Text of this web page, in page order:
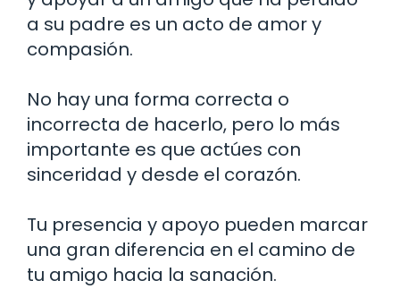
a su padre es un acto de amor y
compasión.
No hay una forma correcta o
incorrecta de hacerlo, pero lo más
importante es que actúes con
sinceridad y desde el corazón.
Tu presencia y apoyo pueden marcar
una gran diferencia en el camino de
tu amigo hacia la sanación.